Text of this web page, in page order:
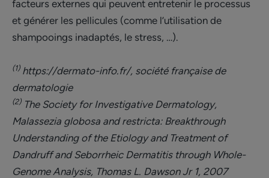
facteurs externes qui peuvent entretenir le processus
et générer les pellicules (comme l’utilisation de
shampooings inadaptés, le stress, …).
(1)https://dermato-info.fr/, société française de
dermatologie
(2)The Society for Investigative Dermatology,
Malassezia globosa and restricta: Breakthrough
Understanding of the Etiology and Treatment of
Dandruff and Seborrheic Dermatitis through Whole-
Genome Analysis, Thomas L. Dawson Jr 1, 2007